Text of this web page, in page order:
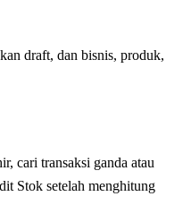
draft, dan bisnis, produk,
cari transaksi ganda atau
Stok setelah menghitung